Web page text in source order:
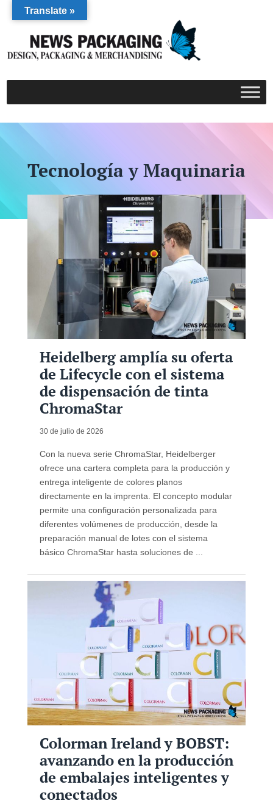
Tecnología y Maquinaria
Heidelberg amplía su oferta
de Lifecycle con el sistema
de dispensación de tinta
ChromaStar
30 de julio de 2026
Con la nueva serie ChromaStar, Heidelberger
ofrece una cartera completa para la producción y
entrega inteligente de colores planos
directamente en la imprenta. El concepto modular
permite una configuración personalizada para
diferentes volúmenes de producción, desde la
preparación manual de lotes con el sistema
básico ChromaStar hasta soluciones de ...
Colorman Ireland y BOBST:
avanzando en la producción
de embalajes inteligentes y
conectados
Translate »